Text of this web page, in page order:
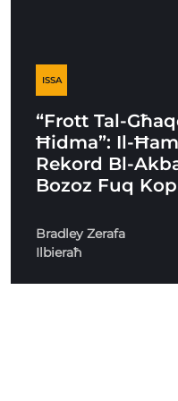
ISSA
“Frott Tal-
Ħidma”: Il-
Rekord Bl-
Bozoz Fuq
Bradley Zerafa
Ilbieraħ